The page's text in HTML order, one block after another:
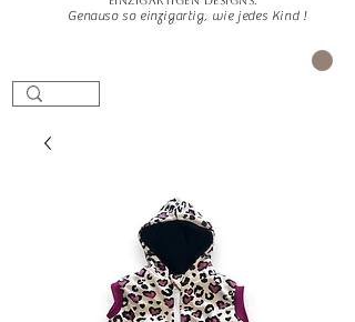
Genauso so einzigartig, wie jedes Kind !